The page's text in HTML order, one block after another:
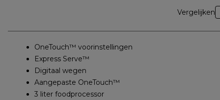
Vergelijken
OneTouch™ voorinstellingen
Express Serve™
Digitaal wegen
Aangepaste OneTouch™
3 liter foodprocessor